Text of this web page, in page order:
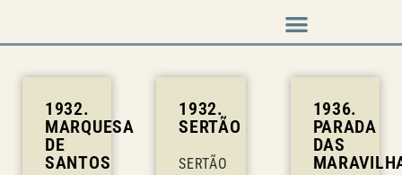
1932.
MARQUESA
DE
SANTOS
1932.
SERTÃO
SERTÃO
1936.
PARADA
DAS